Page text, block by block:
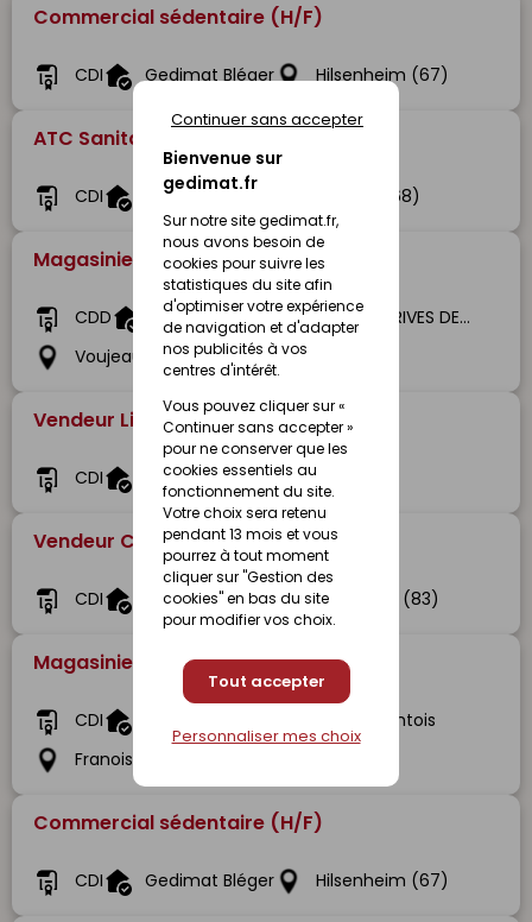
Bienvenue sur
gedimat.fr
Sur notre site gedimat.fr,
nous avons besoin de
cookies pour suivre les
statistiques du site afin
d'optimiser votre expérience
de navigation et d'adapter
nos publicités à vos
centres d'intérêt.
Vous pouvez cliquer sur «
Continuer sans accepter »
pour ne conserver que les
cookies essentiels au
fonctionnement du site.
Votre choix sera retenu
pendant 13 mois et vous
pourrez à tout moment
cliquer sur "Gestion des
cookies" en bas du site
pour modifier vos choix.
Tout accepter
Continuer sans accepter
Personnaliser mes choix
Commercial sédentaire (H/F)
CDI Gedimat Bléger Hilsenheim (67)
ATC Sanitaire (H/F)
CDI Gedimat Bléger Colmar (68)
Magasinier Vendeur (H/F) -CDD
CDD
Gedibois GEDIBOIS BOIS ET DERIVES DE VOUJEAUCOURT
Voujeaucourt (25)
Vendeur Libre Service (H/F)
CDI Gedimat Bruant
Vendeur Comptoir (H/F)
CDI Gedimat Sosaca Grimaud (83)
Magasinier Cariste (H/F)
CDI
Gedibois Bois Et Matériaux Comtois
Franois (25)
Commercial sédentaire (H/F)
CDI Gedimat Bléger Hilsenheim (67)